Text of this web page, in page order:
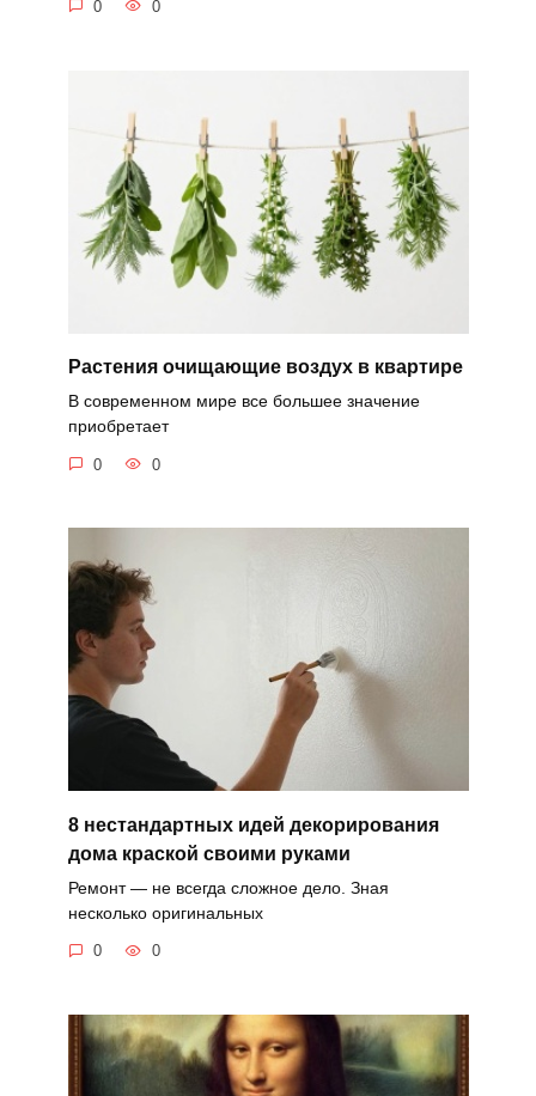
0 0
Растения очищающие воздух в квартире
В современном мире все большее значение
приобретает
0 0
8 нестандартных идей декорирования
дома краской своими руками
Ремонт — не всегда сложное дело. Зная
несколько оригинальных
0 0